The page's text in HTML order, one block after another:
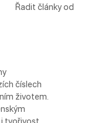
Řadit články od
číslech
životem.